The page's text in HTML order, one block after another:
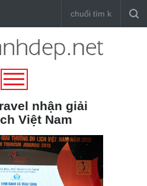
nhận giải
Việt Nam